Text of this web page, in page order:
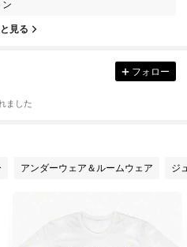
見る
ーしました
フォロー
ました
アンダーウェア＆ルームウェア ジ